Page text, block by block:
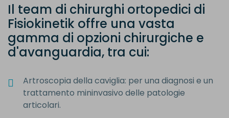
Il team di chirurghi ortopedici di
Fisiokinetik offre una vasta
gamma di opzioni chirurgiche e
d'avanguardia, tra cui:
Artroscopia della caviglia: per una diagnosi e un
trattamento mininvasivo delle patologie
articolari.